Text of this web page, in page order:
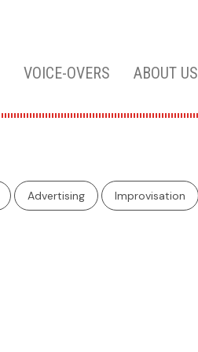
VOICE-OVERS ABOUT US
Advertising Improvisation